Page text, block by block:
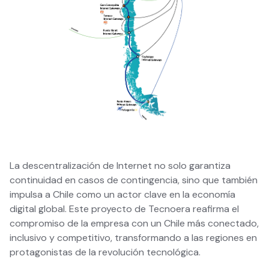
La descentralización de Internet no solo garantiza
continuidad en casos de contingencia, sino que también
impulsa a Chile como un actor clave en la economía
digital global. Este proyecto de Tecnoera reafirma el
compromiso de la empresa con un Chile más conectado,
inclusivo y competitivo, transformando a las regiones en
protagonistas de la revolución tecnológica.